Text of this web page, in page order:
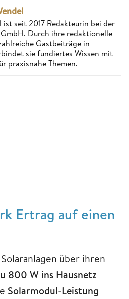
ist seit 2017 Redakteurin bei der
Durch ihre redaktionelle
Gastbeiträge in
sie fundiertes Wissen mit
praxisnahe Themen.
Ertrag auf einen
über ihren
800 W ins Hausnetz
Solarmodul-Leistung